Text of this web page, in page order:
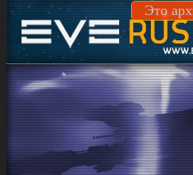
Это